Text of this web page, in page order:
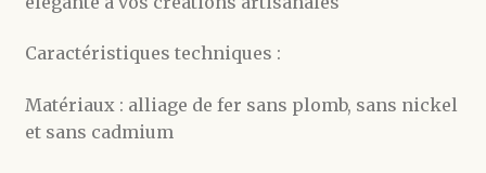
Caractéristiques techniques :
Matériaux : alliage de fer sans plomb, sans nickel
et sans cadmium